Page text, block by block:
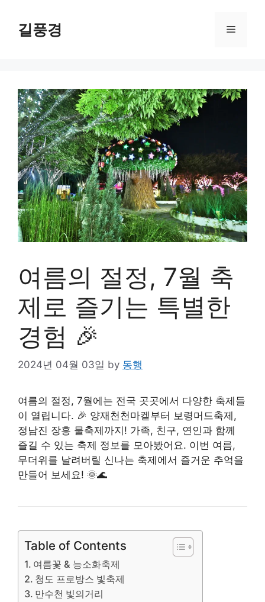
content길풍경 Menu
여름의 절정, 7월 축
제로 즐기는 특별한
경험 🎉
2024년 04월 03일 by 동행
여름의 절정, 7월에는 전국 곳곳에서 다양한 축제들
이 열립니다. 🎉 양재천천마켙부터 보령머드축제,
정남진 장흥 물축제까지! 가족, 친구, 연인과 함께
즐길 수 있는 축제 정보를 모아봤어요. 이번 여름,
무더위를 날려버릴 신나는 축제에서 즐거운 추억을
만들어 보세요! 🌞🌊
Table of Contents
여름꽃 & 능소화축제
청도 프로방스 빛축제
만수천 빛의거리